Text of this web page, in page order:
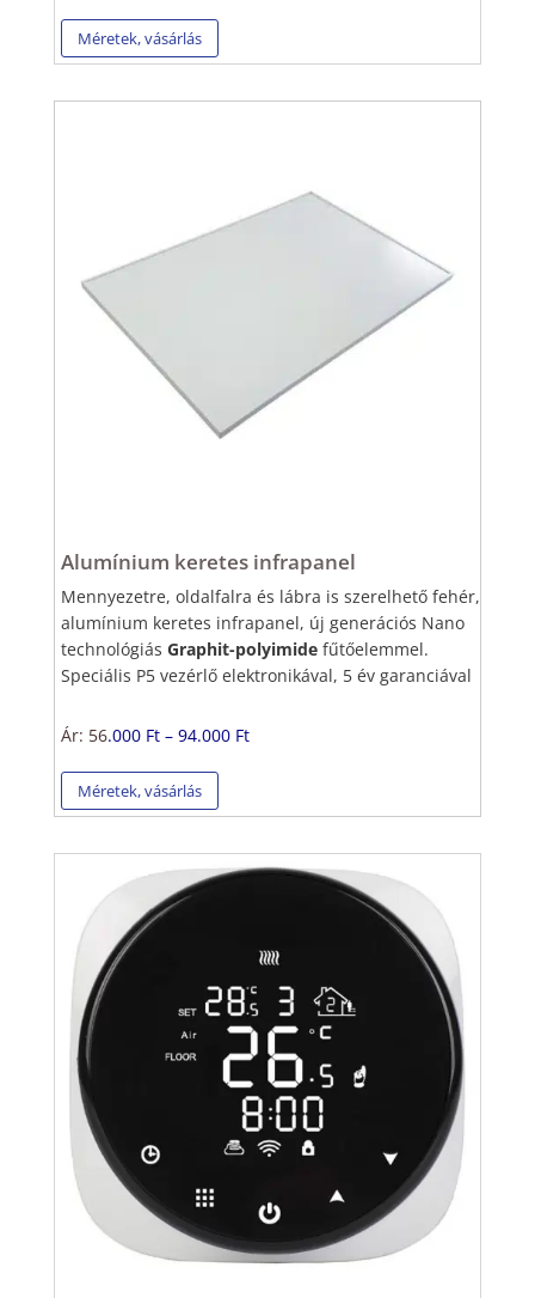
Méretek, vásárlás
Alumínium keretes infrapanel
Mennyezetre, oldalfalra és lábra is szerelhető fehér,
alumínium keretes infrapanel, új generációs Nano
technológiás Graphit-polyimidefűtőelemmel.
Speciális P5 vezérlő elektronikával, 5 év garanciával
Ár: 56.000 Ft – 94.000 Ft
Méretek, vásárlás